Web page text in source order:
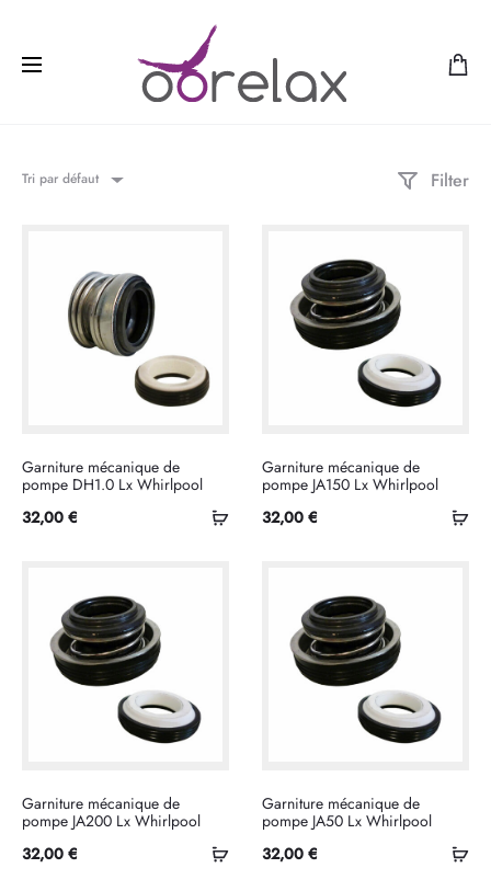
Tri par défaut Filter
Ajouter
Garniture mécanique de
pompe DH1.0 Lx Whirlpool
32,00 €
Garniture mécanique de
pompe JA150 Lx Whirlpool
32,00 €
Ajouter
Garniture mécanique de
pompe JA200 Lx Whirlpool
32,00 €
Garniture mécanique de
pompe JA50 Lx Whirlpool
32,00 €